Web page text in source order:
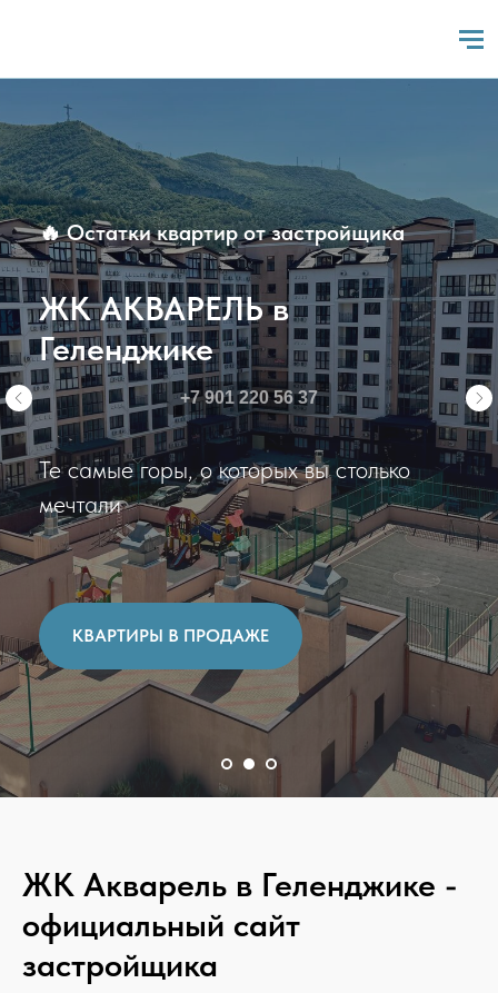
+7 901 220 56 37
🔥 Остатки квартир от застройщика
ЖК АКВАРЕЛЬ в
Геленджике
Лето бывает круглогодичным
ЖК Акварель в Геленджике -
официальный сайт
застройщика